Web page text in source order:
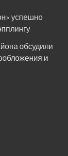
успешно
обсудили
и